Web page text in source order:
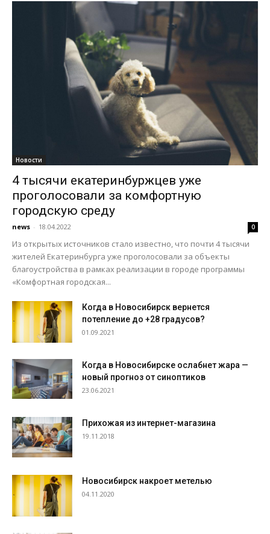
Новости
4 тысячи екатеринбуржцев уже
проголосовали за комфортную
городскую среду
news - 18.04.2022 0
Из открытых источников стало известно, что почти 4 тысячи
жителей Екатеринбурга уже проголосовали за объекты
благоустройства в рамках реализации в городе программы
«Комфортная городская...
Когда в Новосибирск вернется
потепление до +28 градусов?
01.09.2021
Когда в Новосибирске ослабнет жара —
новый прогноз от синоптиков
23.06.2021
Прихожая из интернет-магазина
19.11.2018
Новосибирск накроет метелью
04.11.2020